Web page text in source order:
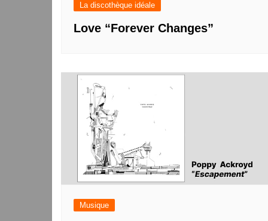
La discothèque idéale
Love “Forever Changes”
Musique